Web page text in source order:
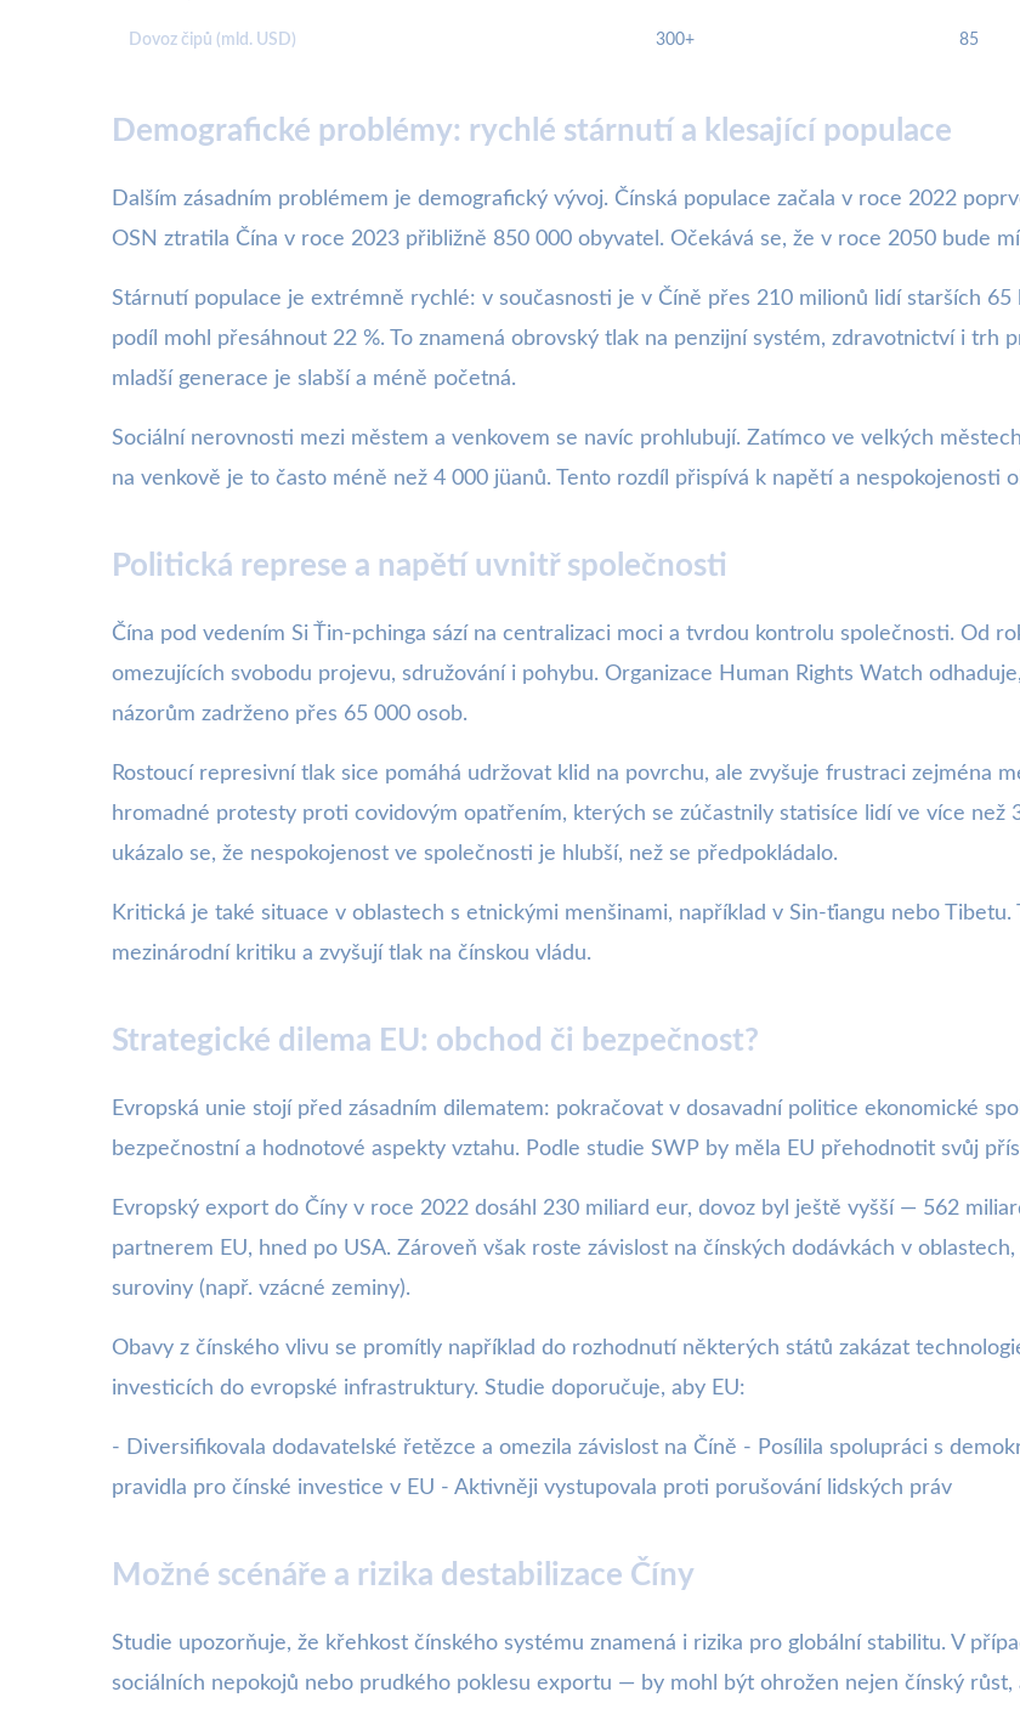
Dovoz čipů (mld. USD) 300+ 85
Demografické problémy: rychlé stárnutí a klesající populace
Dalším zásadním problémem je demografický vývoj. Čínská populace začala v roce 2022
OSN ztratila Čína v roce 2023 přibližně 850 000 obyvatel. Očekává se, že v roce 2050 bude
Stárnutí populace je extrémně rychlé: v současnosti je v Číně přes 210 milionů lidí starších
podíl mohl přesáhnout 22 %. To znamená obrovský tlak na penzijní systém, zdravotnictví i trh
mladší generace je slabší a méně početná.
Sociální nerovnosti mezi městem a venkovem se navíc prohlubují. Zatímco ve velkých
na venkově je to často méně než 4 000 jüanů. Tento rozdíl přispívá k napětí a nespokojenosti
Politická represe a napětí uvnitř společnosti
Čína pod vedením Si Ťin-pchinga sází na centralizaci moci a tvrdou kontrolu společnosti. Od
omezujících svobodu projevu, sdružování i pohybu. Organizace Human Rights Watch
názorům zadrženo přes 65 000 osob.
Rostoucí represivní tlak sice pomáhá udržovat klid na povrchu, ale zvyšuje frustraci zejména
hromadné protesty proti covidovým opatřením, kterých se zúčastnily statisíce lidí ve více než
ukázalo se, že nespokojenost ve společnosti je hlubší, než se předpokládalo.
Kritická je také situace v oblastech s etnickými menšinami, například v Sin-ťiangu nebo
mezinárodní kritiku a zvyšují tlak na čínskou vládu.
Strategické dilema EU: obchod či bezpečnost?
Evropská unie stojí před zásadním dilematem: pokračovat v dosavadní politice ekonomické
bezpečnostní a hodnotové aspekty vztahu. Podle studie SWP by měla EU přehodnotit svůj
Evropský export do Číny v roce 2022 dosáhl 230 miliard eur, dovoz byl ještě vyšší — 562
partnerem EU, hned po USA. Zároveň však roste závislost na čínských dodávkách v
suroviny (např. vzácné zeminy).
Obavy z čínského vlivu se promítly například do rozhodnutí některých států zakázat
investicích do evropské infrastruktury. Studie doporučuje, aby EU:
- Diversifikovala dodavatelské řetězce a omezila závislost na Číně - Posílila spolupráci s
pravidla pro čínské investice v EU - Aktivněji vystupovala proti porušování lidských práv
Možné scénáře a rizika destabilizace Číny
Studie upozorňuje, že křehkost čínského systému znamená i rizika pro globální stabilitu. V
sociálních nepokojů nebo prudkého poklesu exportu — by mohl být ohrožen nejen čínský růst,